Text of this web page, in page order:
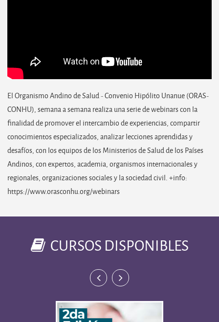
El Organismo Andino de Salud - Convenio Hipólito Unanue (ORAS-
CONHU), semana a semana realiza una serie de webinars con la
finalidad de promover el intercambio de experiencias, compartir
conocimientos especializados, analizar lecciones aprendidas y
desafíos, con los equipos de los Ministerios de Salud de los Países
Andinos, con expertos, academia, organismos internacionales y
regionales, organizaciones sociales y la sociedad civil. +info:
https://www.orasconhu.org/webinars
CURSOS DISPONIBLES